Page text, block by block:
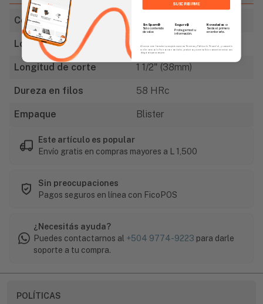
Corte Izquierdo
Longitud total 9 5/8" (244mm)
Longitud de corte 1 1/2" (38mm)
Dureza en filos 58 HRc
Empaque Blister
Este artículo es popular
Envío gratis en compras mayores a L 1,500
Sin preocupaciones
Pagos seguros en línea con FicoPOS
¿Necesitás ayuda?
Puedes contactarnos al +504 9774-9223 para darle
soporte a tu compra.
POLÍTICAS
SUSCRIBIRME
Sin Spam 🚫
Solo contenido
de valor.
Seguro 🔒
Protegemos tu
información.
Novedades📣
Serás el primero
en enterarte.
Al enviar este formulario, aceptás nuestros Términos y Política de Privacidad, y consentís
recibir correos de Fierros con novedades, productos y eventos. Este consentimiento no es
obligatorio para comprar.